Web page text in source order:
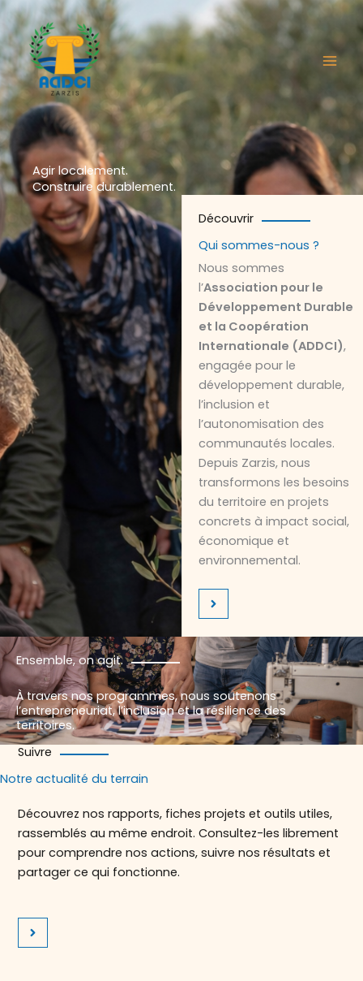
Aller
au
contenu
Agir localement.
Construire durablement.
Ensemble, on agit.
À travers nos programmes, nous soutenons
l’entrepreneuriat, l’inclusion et la résilience des
territoires.
Découvrir
Qui sommes-nous ?
Nous sommes
l’Association pour le
Développement Durable
et la Coopération
Internationale (ADDCI),
engagée pour le
développement durable,
l’inclusion et
l’autonomisation des
communautés locales.
Depuis Zarzis, nous
transformons les besoins
du territoire en projets
concrets à impact social,
économique et
environnemental.
Suivre
Notre actualité du terrain
Découvrez nos rapports, fiches projets et outils utiles,
rassemblés au même endroit. Consultez-les librement
pour comprendre nos actions, suivre nos résultats et
partager ce qui fonctionne.